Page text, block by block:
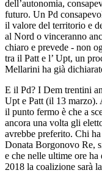
dell’autonomia,
futuro. Un Pd
il valore del territorio e
al Nord o vinceranno
chiaro e prevede - non
tra il Patt e l’ Upt, un
Mellarini ha già
E il Pd? I Dem trentini
Upt e Patt (il 13 marzo).
il punto fermo è che a
ancora una volta gli
avrebbe preferito. Chi ha
Donata Borgonovo Re,
e che nelle ultime ore
2018 la coalizione sarà